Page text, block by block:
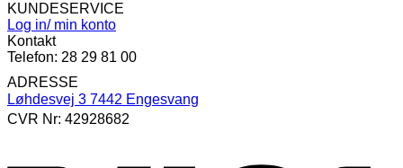
KUNDESERVICE
Log in/ min konto
Kontakt
Telefon: 28 29 81 00
ADRESSE
Løhdesvej 3 7442 Engesvang
CVR Nr: 42928682